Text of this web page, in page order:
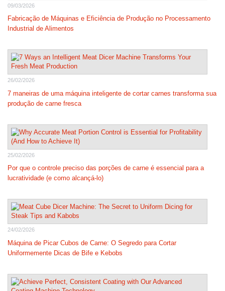
09/03/2026
Fabricação de Máquinas e Eficiência de Produção no Processamento
Industrial de Alimentos
26/02/2026
7 maneiras de uma máquina inteligente de cortar carnes transforma sua
produção de carne fresca
25/02/2026
Por que o controle preciso das porções de carne é essencial para a
lucratividade (e como alcançá-lo)
24/02/2026
Máquina de Picar Cubos de Carne: O Segredo para Cortar
Uniformemente Dicas de Bife e Kebobs